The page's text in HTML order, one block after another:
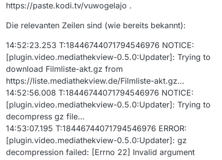
https://paste.kodi.tv/vuwogelajo .
Die relevanten Zeilen sind (wie bereits bekannt):
14:52:23.253 T:18446744071794546976 NOTICE:
[plugin.video.mediathekview-0.5.0:Updater]: Trying to
download Filmliste-akt.gz from
https://liste.mediathekview.de/Filmliste-akt.gz…
14:52:56.008 T:18446744071794546976 NOTICE:
[plugin.video.mediathekview-0.5.0:Updater]: Trying to
decompress gz file…
14:53:07.195 T:18446744071794546976 ERROR:
[plugin.video.mediathekview-0.5.0:Updater]: gz
decompression failed: [Errno 22] Invalid argument